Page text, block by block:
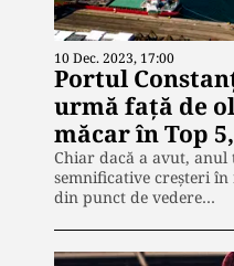
10 Dec. 2023, 17:00
Portul
urmă față de
măcar în Top
Chiar dacă a avut,
semnificative creşteri
din punct de vedere…